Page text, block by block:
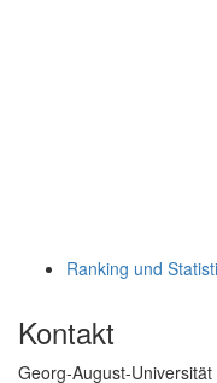
Ranking und
Kontakt
Georg-August-